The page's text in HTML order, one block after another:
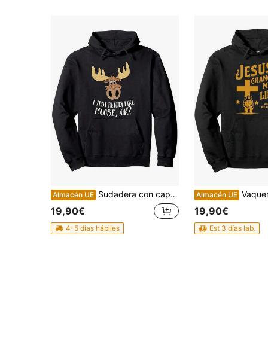
Almacén UE Sudadera con capucha divertida para hombres con diseño de alce, sudadera con capucha, sudadera transpirable de estilo callejero para uso diario y salidas de ocio
19,90€
4-5 días hábiles
Almacén UE Vaquero arrodillado ante la cruz - Jesús occidental
19,90€
Est 3 días lab.